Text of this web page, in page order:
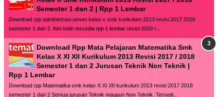
Semester 1 dan 2 | Rpp 1 Lembar
Download rpp administrasi umum kelas x smk kurikulum 2013 revisi 2017 2018
semester 1 dan 2. Kini telah tersedia rpp 1 lembar revisi 2020 /...
Download Rpp Mata Pelajaran Matematika Smk
Kelas X XI XII Kurikulum 2013 Revisi 2017 / 2018
Semester 1 dan 2 Jurusan Teknik Non Teknik |
Rpp 1 Lembar
Download rpp Matematika smk kelas X XI XII kurikulum 2013 revisi 2017 2018
semester 1 dan 2 Semua jurusan Teknik maupun Non Teknik. Tersedi...